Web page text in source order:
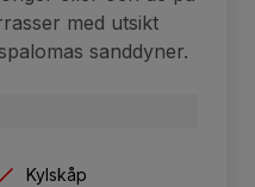
med utsikt
sanddyner.
Kylskåp